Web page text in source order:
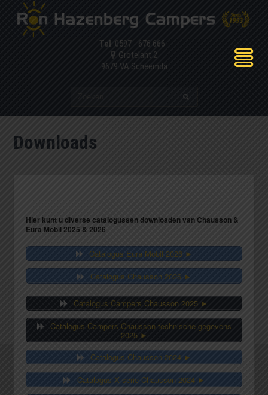
Tel : 0597 - 676 666
Grotelant 2
9679 VA Scheemda
Downloads
Hier kunt u diverse catalogussen downloaden van Chausson &
Eura Mobil 2025 & 2026
Catalogus Eura Mobil 2026 ►
Catalogus Chausson 2026 ►
Catalogus Campers Chausson 2025 ►
Catalogus Campers Chausson technische gegevens
2025 ►
Catalogus Chausson 2024 ►
Catalogus X serie Chausson 2024 ►